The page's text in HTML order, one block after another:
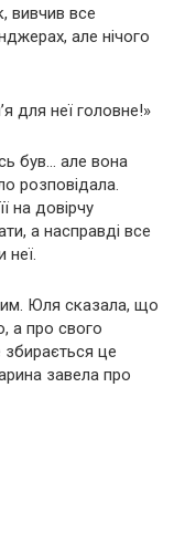
вивчив все
але нічого
для неї головне!»
був… але вона
розповідала.
на довірчу
а насправді все
неї.
Юля сказала, що
а про свого
збирається це
завела про